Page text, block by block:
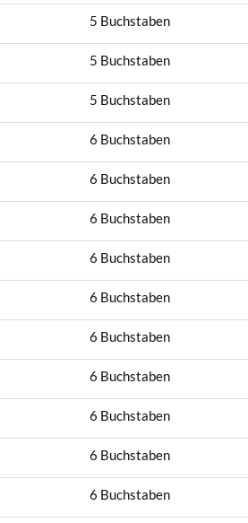
5 Buchstaben
5 Buchstaben
5 Buchstaben
6 Buchstaben
6 Buchstaben
6 Buchstaben
6 Buchstaben
6 Buchstaben
6 Buchstaben
6 Buchstaben
6 Buchstaben
6 Buchstaben
6 Buchstaben